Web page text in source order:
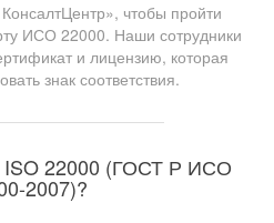
чтобы пройти
ИСО 22000. Наши сотрудники
и лицензию, которая
знак соответствия.
ISO 22000 (ГОСТ Р ИСО
2007)?